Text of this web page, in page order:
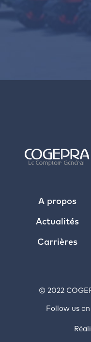
A propos
Actualités
Carrières
© 2022
Follow us